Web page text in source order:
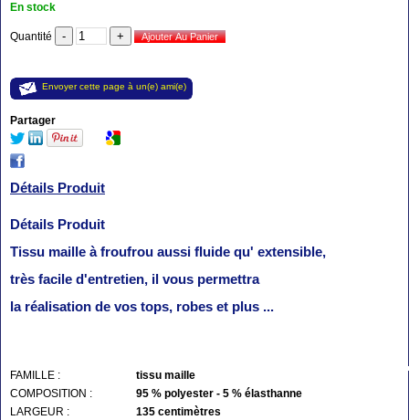
En stock
Quantité
Envoyer cette page à un(e) ami(e)
Partager
Détails Produit
Détails Produit
Tissu maille à froufrou aussi fluide qu' extensible,
très facile d'entretien, il vous permettra
la réalisation de vos tops, robes et plus ...
FAMILLE :
tissu maille
COMPOSITION :
95 % polyester - 5 % élasthanne
LARGEUR :
135 centimètres